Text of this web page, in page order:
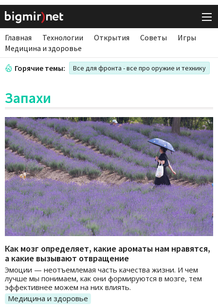
Главная Технологии Открытия Советы
Игры
Медицина и здоровье
Горячие темы: Все для фронта - все про оружие и технику
Запахи
Как мозг определяет, какие ароматы нам нравятся,
а какие вызывают отвращение
Эмоции — неотъемлемая часть качества жизни. И чем
лучше мы понимаем, как они формируются в мозге, тем
эффективнее можем на них влиять.
Медицина и здоровье